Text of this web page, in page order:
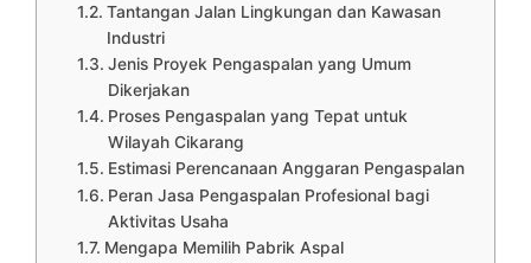
Tantangan Jalan Lingkungan dan Kawasan
Industri
Jenis Proyek Pengaspalan yang Umum
Dikerjakan
Proses Pengaspalan yang Tepat untuk
Wilayah Cikarang
Estimasi Perencanaan Anggaran Pengaspalan
Peran Jasa Pengaspalan Profesional bagi
Aktivitas Usaha
Mengapa Memilih Pabrik Aspal